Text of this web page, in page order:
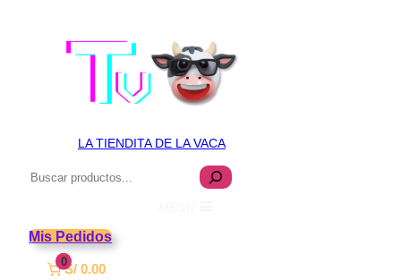
LA TIENDITA DE LA VACA
Buscar
Mis Pedidos
0
S/ 0.00